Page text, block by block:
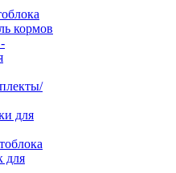
кормов
для
для